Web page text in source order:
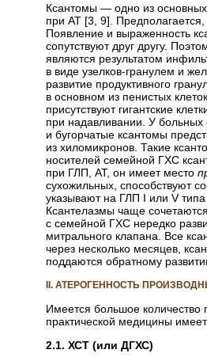
Ксантомы — одно из
при АТ [3, 9].
Появление и выраженность
сопутствуют друг другу.
являются результатом
в виде узелков-гранулем и
развитие продуктивного
в основном из пенистых
присутствуют гигантские
при надавливании. У
и бугорчатые ксантомы
из хиломикронов. Такие
носителей семейной ГХС
при ГЛП, АТ, он имеет место
сухожильных, способствуют
указывают на ГЛП I или V
Ксантелазмы чаще
с семейной ГХС нередко
митрального клапана. Все
через несколько месяцев,
поддаются обратному
II. АТЕРОГЕННОСТЬ
Имеется большое
практической медицины
2.1. ХСТ (или ДГХС)